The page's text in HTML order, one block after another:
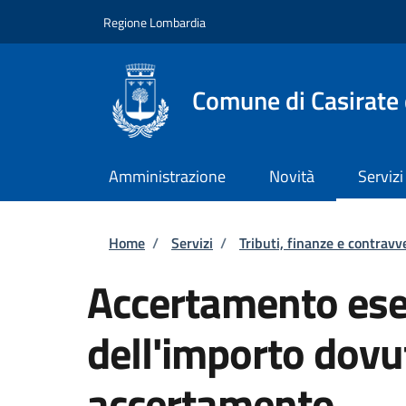
Regione Lombardia
Comune di
Amministrazione Novità Servizi
Briciole di pane
Home / Servizi / Tributi, finanze e
Accertamento
dell'importo